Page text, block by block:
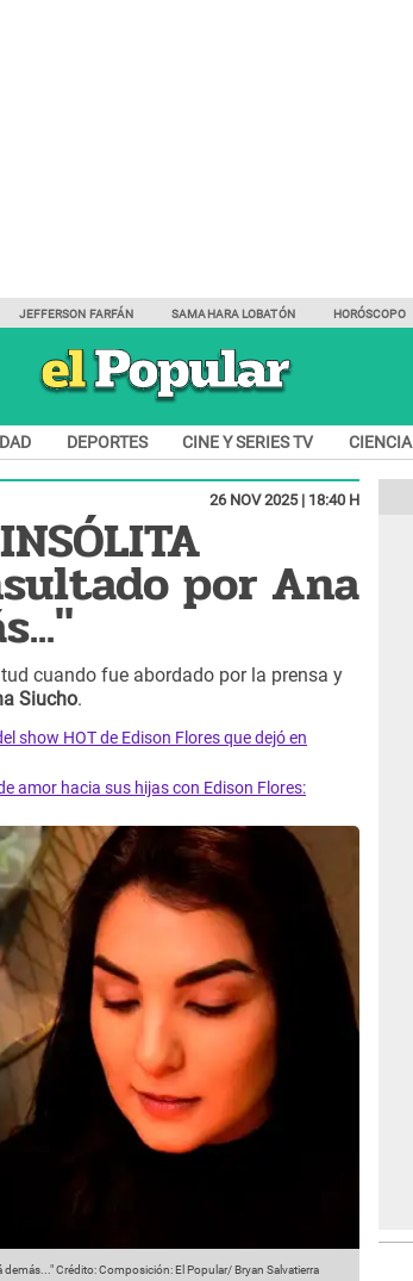
JEFFERSON FARFÁN SAMAHARA LOBATÓN HORÓSCOPO
DEPORTES CINE Y SERIES TV CIENCIA
26 NOV 2025 | 18:40 H
por Ana
cuando fue abordado por la prensa y
Siucho.
show HOT de Edison Flores que dejó en
amor hacia sus hijas con Edison Flores:
demás..."Crédito: Composición: El Popular/ Bryan Salvatierra